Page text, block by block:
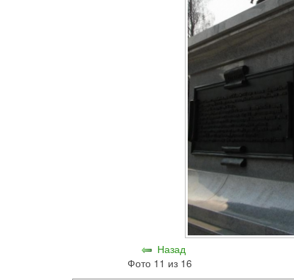
Назад
Фото 11 из 16